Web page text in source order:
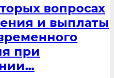
вопросах
и выплаты
при